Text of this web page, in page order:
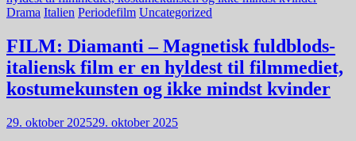
Drama Italien Periodefilm Uncategorized
FILM: Diamanti – Magnetisk fuldblods-
italiensk film er en hyldest til filmmediet,
kostumekunsten og ikke mindst kvinder
29. oktober 202529. oktober 2025